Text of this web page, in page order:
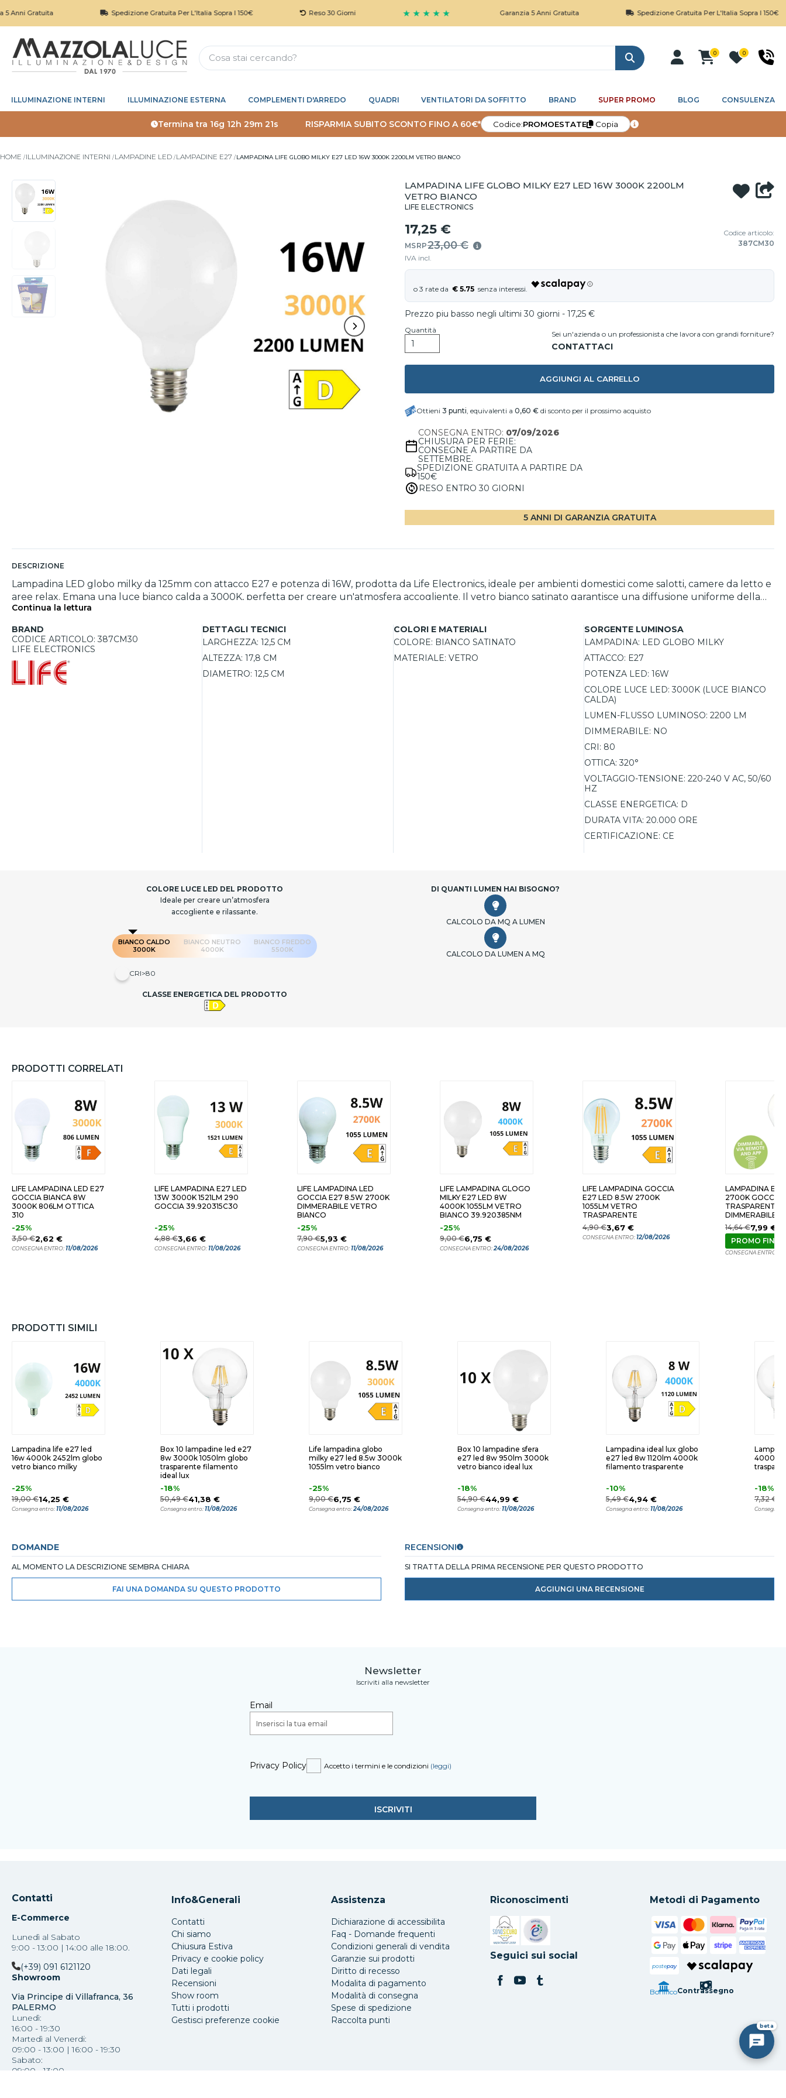
Spedizione Gratuita Per L'Italia Sopra I 150€ Reso 30 Giorni ★ ★ ★ ★ ★ Garanzia 5 Anni Gratuita Spedizione Gratuita Per L'Italia Sopra I 150€
Cerca
0 0
ILLUMINAZIONE INTERNI ILLUMINAZIONE ESTERNA COMPLEMENTI D'ARREDO QUADRI VENTILATORI DA SOFFITTO BRAND SUPER PROMO BLOG CONSULENZA
Termina tra 16g 12h 29m 20s RISPARMIA SUBITO SCONTO FINO A 60€* Codice:PROMOESTATE Copia
HOME ILLUMINAZIONE INTERNI LAMPADINE LED LAMPADINE E27 LAMPADINA LIFE GLOBO MILKY E27 LED 16W 3000K 2200LM VETRO BIANCO
LAMPADINA LIFE GLOBO MILKY E27 LED 16W 3000K 2200LM
VETRO BIANCO
LIFE ELECTRONICS
17,25 €
MSRP23,00 €
IVA incl.
Codice articolo:
387CM30
€ 5.75
Prezzo piu basso negli ultimi 30 giorni - 17,25 €
Quantità Sei un'azienda o un professionista che lavora con grandi forniture?
AGGIUNGI AL CARRELLO
Ottieni 3 punti, equivalenti a 0,60 € di sconto per il prossimo acquisto
CONSEGNA ENTRO: 07/09/2026
CHIUSURA PER FERIE:
CONSEGNE A PARTIRE DA
SETTEMBRE.
SPEDIZIONE GRATUITA A PARTIRE DA
150€
RESO ENTRO 30 GIORNI
5 ANNI DI GARANZIA GRATUITA
DESCRIZIONE
Lampadina LED globo milky da 125mm con attacco E27 e potenza di 16W, prodotta da Life Electronics, ideale per ambienti domestici come salotti, camere da letto e
aree relax. Emana una luce bianco calda a 3000K, perfetta per creare un'atmosfera accogliente. Il vetro bianco satinato garantisce una diffusione uniforme della
luce grazie all'ampia ottica di 320°, coprendo efficacemente l’ambiente. Con una luminosità di 2200 lumen, questa lampadina è equivalente a una tradizionale
lampadina da 136W, ma con un notevole risparmio energetico. La durata media di 20.000 ore riduce la frequenza delle sostituzioni, rendendola una soluzione
sostenibile e conveniente. Non dimmerabile, offre una resa luminosa di alta qualità con CRI 80.
Continua la lettura
BRAND
CODICE ARTICOLO: 387CM30
LIFE ELECTRONICS
DETTAGLI TECNICI
LARGHEZZA: 12,5 CM
ALTEZZA: 17,8 CM
DIAMETRO: 12,5 CM
COLORI E MATERIALI
COLORE: BIANCO SATINATO
MATERIALE: VETRO
SORGENTE LUMINOSA
LAMPADINA: LED GLOBO MILKY
ATTACCO: E27
POTENZA LED: 16W
COLORE LUCE LED: 3000K (LUCE BIANCO
CALDA)
LUMEN-FLUSSO LUMINOSO: 2200 LM
DIMMERABILE: NO
CRI: 80
OTTICA: 320°
VOLTAGGIO-TENSIONE: 220-240 V AC, 50/60
HZ
CLASSE ENERGETICA: D
DURATA VITA: 20.000 ORE
CERTIFICAZIONE: CE
COLORE LUCE LED DEL PRODOTTO
Ideale per creare un’atmosfera
accogliente e rilassante.
BIANCO CALDO
3000K
BIANCO NEUTRO
4000K
BIANCO FREDDO
5500K
CRI>80
CLASSE ENERGETICA DEL PRODOTTO
DI QUANTI LUMEN HAI BISOGNO?
CALCOLO DA MQ A LUMEN
CALCOLO DA LUMEN A MQ
PRODOTTI CORRELATI
LIFE LAMPADINA LED E27
GOCCIA BIANCA 8W
3000K 806LM OTTICA
310
-25%
3,50 €2,62 €
CONSEGNA ENTRO:11/08/2026
LIFE LAMPADINA E27 LED
13W 3000K 1521LM 290
GOCCIA 39.920315C30
-25%
4,88 €3,66 €
CONSEGNA ENTRO:11/08/2026
LIFE LAMPADINA LED
GOCCIA E27 8.5W 2700K
DIMMERABILE VETRO
BIANCO
-25%
7,90 €5,93 €
CONSEGNA ENTRO:11/08/2026
LIFE LAMPADINA GLOGO
MILKY E27 LED 8W
4000K 1055LM VETRO
BIANCO 39.920385NM
-25%
9,00 €6,75 €
CONSEGNA ENTRO:24/08/2026
LIFE LAMPADINA GOCCIA
E27 LED 8.5W 2700K
1055LM VETRO
TRASPARENTE
4,90 €3,67 €
CONSEGNA ENTRO:12/08/2026
LAMPADINA
2700K GOCCIA
TRASPARENTE
DIMMERABILE
BLUETOOTH
14,64 €7,99 €
PROMO FINE
CONSEGNA ENTRO:
PRODOTTI SIMILI
Lampadina life e27 led
16w 4000k 2452lm globo
vetro bianco milky
-25%
19,00 €14,25 €
Consegna entro:11/08/2026
Box 10 lampadine led e27
8w 3000k 1050lm globo
trasparente filamento
ideal lux
-18%
50,49 €41,38 €
Consegna entro:11/08/2026
Life lampadina globo
milky e27 led 8.5w 3000k
1055lm vetro bianco
-25%
9,00 €6,75 €
Consegna entro:24/08/2026
Box 10 lampadine sfera
e27 led 8w 950lm 3000k
vetro bianco ideal lux
-18%
54,90 €44,99 €
Consegna entro:11/08/2026
Lampadina ideal lux globo
e27 led 8w 1120lm 4000k
filamento trasparente
-10%
5,49 €4,94 €
Consegna entro:11/08/2026
4000k
-18%
7,32 €
Consegna
DOMANDE
AL MOMENTO LA DESCRIZIONE SEMBRA CHIARA
FAI UNA DOMANDA SU QUESTO PRODOTTO
RECENSIONI
SI TRATTA DELLA PRIMA RECENSIONE PER QUESTO PRODOTTO
AGGIUNGI UNA RECENSIONE
Newsletter
Iscriviti alla newsletter
Email
Privacy Policy Accetto i termini e le condizioni (leggi)
Contatti
E-Commerce
Lunedì al Sabato
9:00 - 13:00 | 14:00 alle 18:00.
(+39) 091 6121120
Showroom
Via Principe di Villafranca, 36
PALERMO
Lunedì:
16:00 - 19:30
Martedì al Venerdi:
09:00 - 13:00 | 16:00 - 19:30
Sabato:
09:00 - 13:00
Info&Generali
Contatti
Chi siamo
Chiusura Estiva
Privacy e cookie policy
Dati legali
Recensioni
Show room
Tutti i prodotti
Gestisci preferenze cookie
Assistenza
Dichiarazione di accessibilita
Faq - Domande frequenti
Condizioni generali di vendita
Garanzie sui prodotti
Diritto di recesso
Modalita di pagamento
Modalità di consegna
Spese di spedizione
Raccolta punti
Riconoscimenti
Si apre in una nuova scheda
Si apre in una nuova scheda
Seguici sui social
Metodi di Pagamento
postepay
BonificoContrassegno
beta